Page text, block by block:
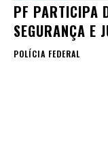
PF PARTICIPA
SEGURANÇA E
POLÍCIA FEDERAL